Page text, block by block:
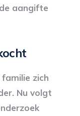
aangifte
zich
Nu volgt